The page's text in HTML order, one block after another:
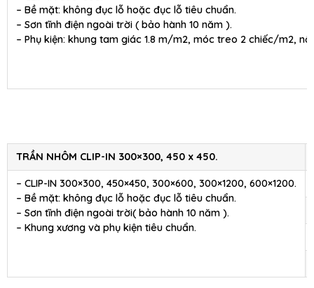
– Bề mặt: không đục lỗ hoặc đục lỗ tiêu chuẩn.
– Sơn tĩnh điện ngoài trời ( bảo hành 10 năm ).
– Phụ kiện: khung tam giác 1.8 m/m2, móc treo 2 chiếc/m2,
TRẦN NHÔM CLIP-IN 300×300, 450 x 450.
– CLIP-IN 300×300, 450×450, 300×600, 300×1200, 600×1200.
– Bề mặt: không đục lỗ hoặc đục lỗ tiêu chuẩn.
– Sơn tĩnh điện ngoài trời( bảo hành 10 năm ).
– Khung xương và phụ kiện tiêu chuẩn.